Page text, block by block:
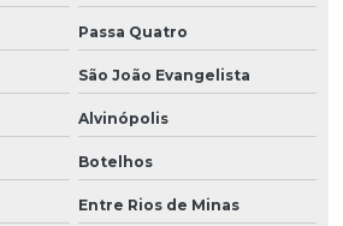
Passa Quatro
São João Evangelista
Alvinópolis
Botelhos
Entre Rios de Minas